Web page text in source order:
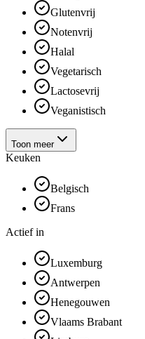
Glutenvrij
Notenvrij
Halal
Vegetarisch
Lactosevrij
Veganistisch
Toon meer
Keuken
Belgisch
Frans
Actief in
Luxemburg
Antwerpen
Henegouwen
Vlaams Brabant